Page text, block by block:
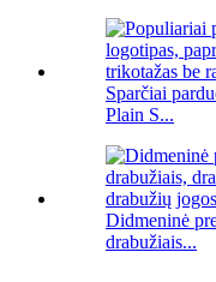
Sparčiai
Plain S...
Didmeninė
drabužiais...